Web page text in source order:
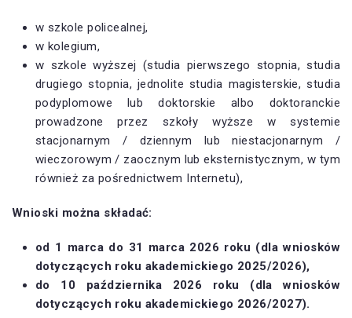
w szkole policealnej,
w kolegium,
w szkole wyższej (studia pierwszego stopnia, studia
drugiego stopnia, jednolite studia magisterskie, studia
podyplomowe lub doktorskie albo doktoranckie
prowadzone przez szkoły wyższe w systemie
stacjonarnym / dziennym lub niestacjonarnym /
wieczorowym / zaocznym lub eksternistycznym, w tym
również za pośrednictwem Internetu),
Wnioski można składać:
od 1 marca do 31 marca 2026 roku (dla wniosków
dotyczących roku akademickiego 2025/2026),
do 10 października 2026 roku (dla wniosków
dotyczących roku akademickiego 2026/2027).